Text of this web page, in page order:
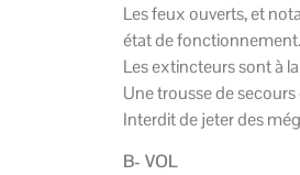
Les feux ouverts, et
état de fonctionnement.
Les extincteurs sont à
Une trousse de
Interdit de jeter des
B- VOL